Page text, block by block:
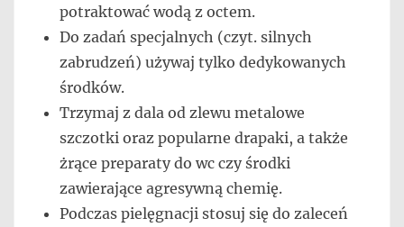
potraktować wodą z octem.
Do zadań specjalnych (czyt. silnych
zabrudzeń) używaj tylko dedykowanych
środków.
Trzymaj z dala od zlewu metalowe
szczotki oraz popularne drapaki, a także
żrące preparaty do wc czy środki
zawierające agresywną chemię.
Podczas pielęgnacji stosuj się do zaleceń